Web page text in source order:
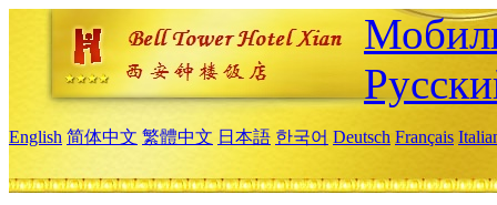
English 简体中文 繁體中文 日本語 한국어 Deutsch Français